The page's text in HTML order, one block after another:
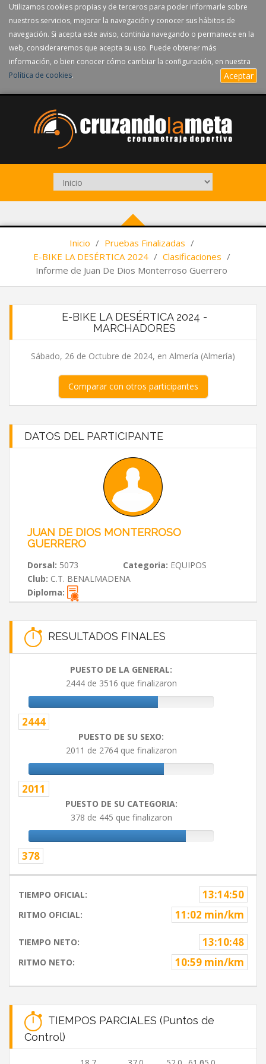
Utilizamos cookies propias y de terceros para poder informarle sobre
nuestros servicios, mejorar la navegación y conocer sus hábitos de
navegación. Si acepta este aviso, continúa navegando o permanece en la
web, consideraremos que acepta su uso. Puede obtener más
información, o bien conocer cómo cambiar la configuración, en nuestra
Política de cookies. Aceptar
Inicio / Pruebas Finalizadas /
E-BIKE LA DESÉRTICA 2024 / Clasificaciones /
Informe de Juan De Dios Monterroso Guerrero
E-BIKE LA DESÉRTICA 2024 -
MARCHADORES
Sábado, 26 de Octubre de 2024, en Almería (Almería)
Comparar con otros participantes
DATOS DEL PARTICIPANTE
JUAN DE DIOS MONTERROSO
GUERRERO
Dorsal: 5073 Categoria: EQUIPOS
Club: C.T. BENALMADENA
Diploma:
RESULTADOS FINALES
PUESTO DE LA GENERAL:
2444 de 3516 que finalizaron
2444
PUESTO DE SU SEXO:
2011 de 2764 que finalizaron
2011
PUESTO DE SU CATEGORIA:
378 de 445 que finalizaron
378
TIEMPO OFICIAL: 13:14:50
RITMO OFICIAL: 11:02 min/km
TIEMPO NETO: 13:10:48
RITMO NETO: 10:59 min/km
TIEMPOS PARCIALES (Puntos de
Control)